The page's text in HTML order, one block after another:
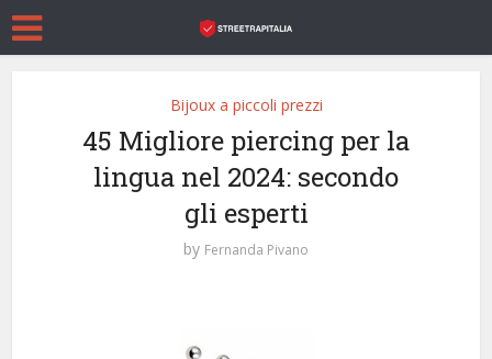
Bijoux a piccoli prezzi
45 Migliore piercing per la
lingua nel 2024: secondo
gli esperti
by Fernanda Pivano